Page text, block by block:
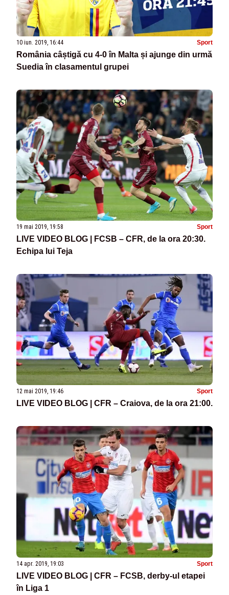
10 iun. 2019, 16:44 Sport
România câștigă cu 4-0 în Malta și ajunge din urmă
Suedia în clasamentul grupei
19 mai 2019, 19:58 Sport
LIVE VIDEO BLOG | FCSB – CFR, de la ora 20:30.
Echipa lui Teja
12 mai 2019, 19:46 Sport
LIVE VIDEO BLOG | CFR – Craiova, de la ora 21:00.
14 apr. 2019, 19:03 Sport
LIVE VIDEO BLOG | CFR – FCSB, derby-ul etapei
în Liga 1